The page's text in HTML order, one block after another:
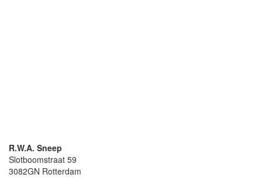
R.W.A. Sneep
Slotboomstraat 59
3082GN Rotterdam